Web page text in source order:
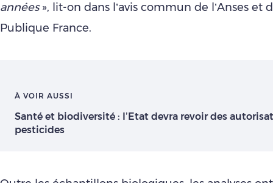
années», lit-on dans l’avis commun de l’Anses et
Publique France.
À VOIR AUSSI
Santé et biodiversité : l’Etat devra revoir des
pesticides